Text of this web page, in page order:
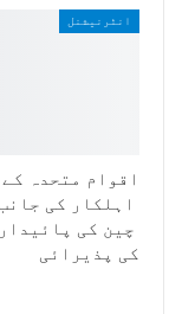
انٹرنیشنل
اقوام متحدہ کے
اہلکار کی
چین کی
کی پذیرائی